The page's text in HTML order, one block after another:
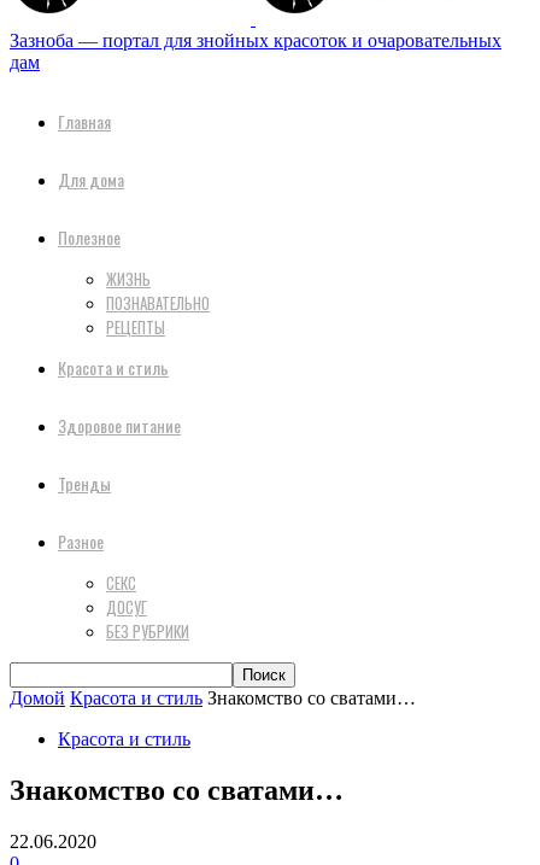
Зазноба — портал для знойных красоток и очаровательных
дам
Главная
Для дома
Полезное
ЖИЗНЬ
ПОЗНАВАТЕЛЬНО
РЕЦЕПТЫ
Красота и стиль
Здоровое питание
Тренды
Разное
СЕКС
ДОСУГ
БЕЗ РУБРИКИ
Домой Красота и стиль Знакомство со сватами…
Красота и стиль
Знакомство со сватами…
22.06.2020